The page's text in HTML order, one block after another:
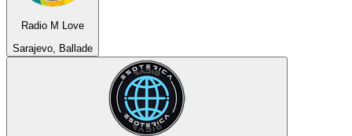
Radio M Love
Sarajevo, Ballade